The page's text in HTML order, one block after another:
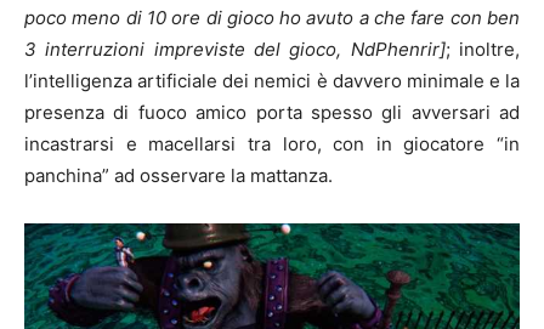
poco meno di 10 ore di gioco ho avuto a che fare con ben
3 interruzioni impreviste del gioco, NdPhenrir]; inoltre,
l’intelligenza artificiale dei nemici è davvero minimale e la
presenza di fuoco amico porta spesso gli avversari ad
incastrarsi e macellarsi tra loro, con in giocatore “in
panchina” ad osservare la mattanza.